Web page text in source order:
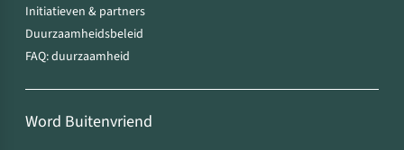
Initiatieven & partners
Duurzaamheidsbeleid
FAQ: duurzaamheid
Word Buitenvriend